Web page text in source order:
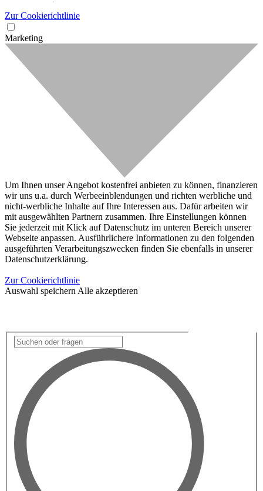
Zur Cookierichtlinie
Marketing
Um Ihnen unser Angebot kostenfrei anbieten zu können, finanzieren
wir uns u.a. durch Werbeeinblendungen und richten werbliche und
nicht-werbliche Inhalte auf Ihre Interessen aus. Dafür arbeiten wir
mit ausgewählten Partnern zusammen. Ihre Einstellungen können
Sie jederzeit mit Klick auf Datenschutz im unteren Bereich unserer
Webseite anpassen. Ausführlichere Informationen zu den folgenden
ausgeführten Verarbeitungszwecken finden Sie ebenfalls in unserer
Datenschutzerklärung.
Zur Cookierichtlinie
Auswahl speichern Alle akzeptieren